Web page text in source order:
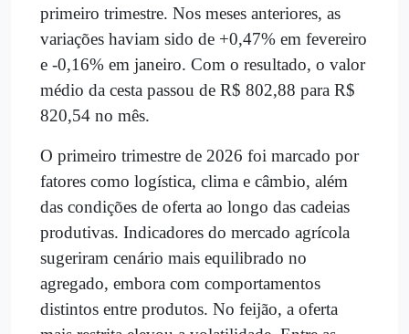
primeiro trimestre. Nos meses anteriores, as
variações haviam sido de +0,47% em fevereiro
e -0,16% em janeiro. Com o resultado, o valor
médio da cesta passou de R$ 802,88 para R$
820,54 no mês.
O primeiro trimestre de 2026 foi marcado por
fatores como logística, clima e câmbio, além
das condições de oferta ao longo das cadeias
produtivas. Indicadores do mercado agrícola
sugeriram cenário mais equilibrado no
agregado, embora com comportamentos
distintos entre produtos. No feijão, a oferta